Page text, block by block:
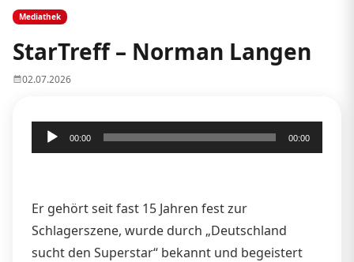
Mediathek
StarTreff – Norman Langen
02.07.2026
Audio-
Player
00:00 00:00
Er gehört seit fast 15 Jahren fest zur
Schlagerszene, wurde durch „Deutschland
sucht den Superstar“ bekannt und begeistert